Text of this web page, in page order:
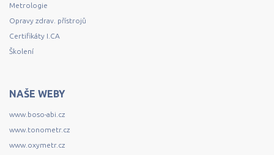
Metrologie
Opravy zdrav. přístrojů
Certifikáty I.CA
Školení
NAŠE WEBY
www.boso-abi.cz
www.tonometr.cz
www.oxymetr.cz